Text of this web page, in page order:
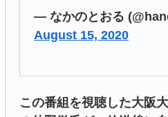
— なかのとおる
August 15, 2020
この番組を視聴した大阪